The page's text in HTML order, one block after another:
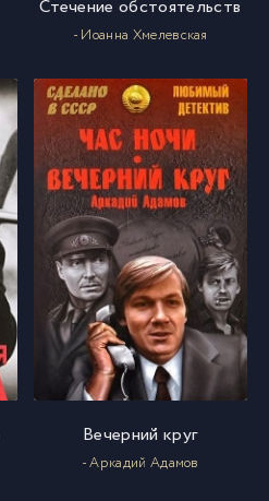
Стечение обстоятельств
- Иоанна Хмелевская
Вечерний круг
- Аркадий Адамов